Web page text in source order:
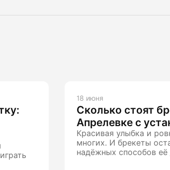
18 июня
Сколько стоят
Апрелевке с
Красивая улыбка и
многих. И брекеты
надёжных способов её